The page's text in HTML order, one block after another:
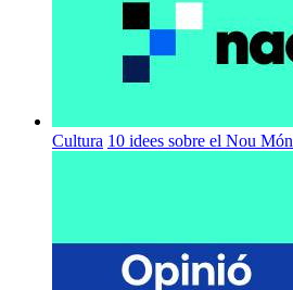
Cultura 10 idees sobre el Nou Món